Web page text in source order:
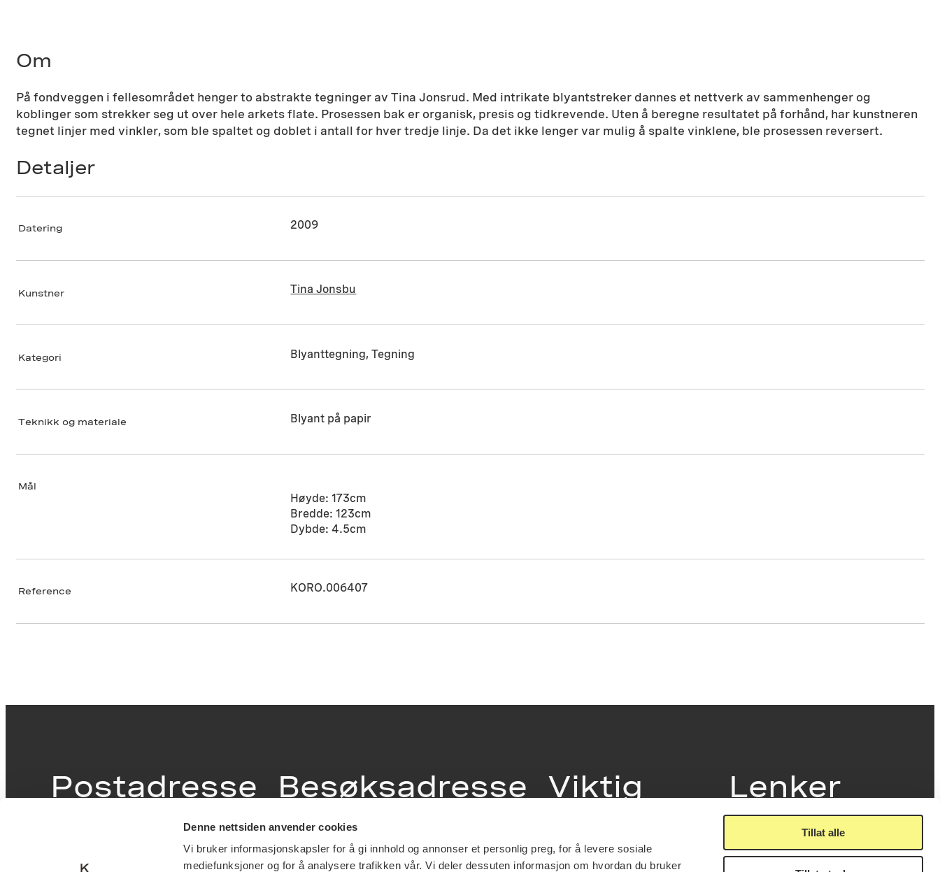
Denne nettsiden anvender cookies
Vi bruker informasjonskapsler for å gi innhold og annonser et personlig preg, for å levere sosiale
mediefunksjoner og for å analysere trafikken vår. Vi deler dessuten informasjon om hvordan du bruker
Tillat alle
Om
På fondveggen i fellesområdet henger to abstrakte tegninger av Tina Jonsrud. Med intrikate blyantstreker dannes et nettverk av sammenhenger og
koblinger som strekker seg ut over hele arkets flate. Prosessen bak er organisk, presis og tidkrevende. Uten å beregne resultatet på forhånd, har kunstneren
tegnet linjer med vinkler, som ble spaltet og doblet i antall for hver tredje linje. Da det ikke lenger var mulig å spalte vinklene, ble prosessen reversert.
Detaljer
Datering 2009
Kunstner Tina Jonsbu
Kategori Blyanttegning, Tegning
Teknikk og materiale Blyant på papir
Mål
Høyde: 173cm
Bredde: 123cm
Dybde: 4.5cm
Reference KORO.006407
Postadresse Besøksadresse
inngang Løkkeveien,
Viktig
Lenker
Nyhetsbrev
Offentlig postjournal